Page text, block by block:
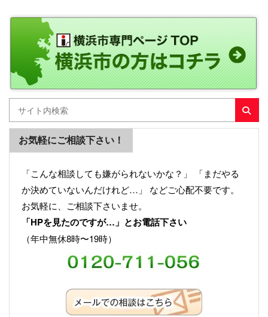
お気軽にご相談下さい！
「こんな相談しても嫌がられないかな？」 「まだやる
か決めていないんだけれど…」 などご心配不要です。
お気軽に、ご相談下さいませ。
「HPを見たのですが…」とお電話下さい
（年中無休8時〜19時）